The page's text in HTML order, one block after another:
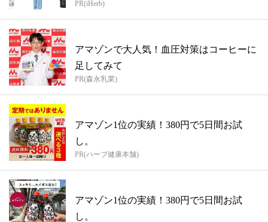
PR(iHerb)
アマゾンで大人気！血圧対策はコーヒーに
足してみて
PR(森永乳業)
アマゾン1位の実績！380円で5日間お試
し。
PR(ハーブ健康本舗)
アマゾン1位の実績！380円で5日間お試
し。